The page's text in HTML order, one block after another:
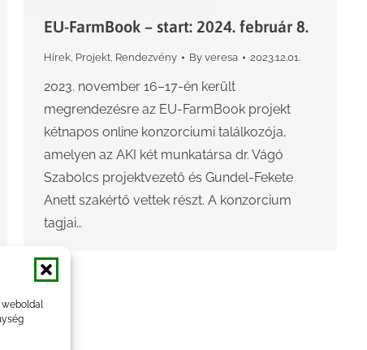
weboldal
EU-FarmBook – start: 2024. február 8.
Hírek, Projekt, Rendezvény By veresa 2023.12.01.
2023. november 16–17-én került
megrendezésre az EU-FarmBook projekt
kétnapos online konzorciumi találkozója,
amelyen az AKI két munkatársa dr. Vágó
Szabolcs projektvezető és Gundel-Fekete
Anett szakértő vettek részt. A konzorcium
tagjai…